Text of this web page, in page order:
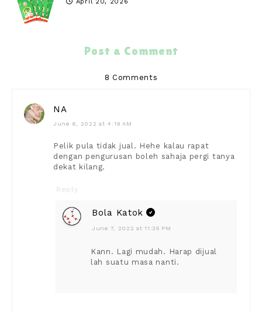
Post a Comment
8 Comments
NA
June 6, 2022 at 4:19 AM
Pelik pula tidak jual. Hehe kalau rapat
dengan pengurusan boleh sahaja pergi tanya
dekat kilang.
Reply
Bola Katok
June 7, 2022 at 11:35 PM
Kann. Lagi mudah. Harap dijual
lah suatu masa nanti.